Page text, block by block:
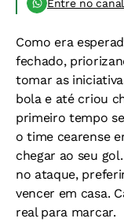
Entre no
Como era
fechado,
tomar as
bola e até criou
primeiro tempo
o time cearense
chegar ao seu
no ataque,
vencer em casa.
real para marcar.